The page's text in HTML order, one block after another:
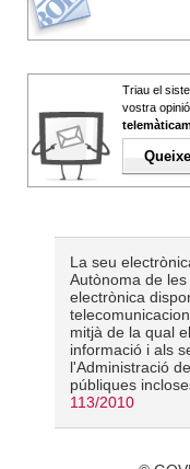
Triau el
vostra
La seu
Autònoma de
electrònica
mitjà de la qual
informació i als
l'Administració
públiques
113/2010